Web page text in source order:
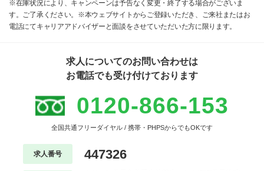
※在庫状況により、キャンペーンは予告なく変更・終了する場合がございま
す。ご了承ください。※本ウェブサイトからご登録いただき、ご来社またはお
電話にてキャリアアドバイザーと面談をさせていただいた方に限ります。
求人についてのお問い合わせは
お電話でも受け付けております
0120-866-153
全国共通フリーダイヤル / 携帯・PHPSからでもOKです
求人番号 447326